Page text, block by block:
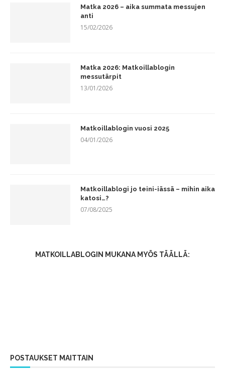
Matka 2026 – aika summata messujen
anti
15/02/2026
Matka 2026: Matkoillablogin
messutärpit
13/01/2026
Matkoillablogin vuosi 2025
04/01/2026
Matkoillablogi jo teini-iässä – mihin aika
katosi…?
07/08/2025
MATKOILLABLOGIN MUKANA MYÖS TÄÄLLÄ:
POSTAUKSET MAITTAIN